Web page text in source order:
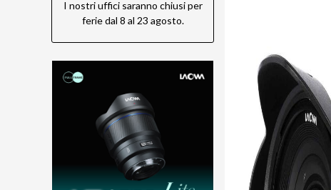
I nostri uffici saranno chiusi per
ferie dal 8 al 23 agosto.